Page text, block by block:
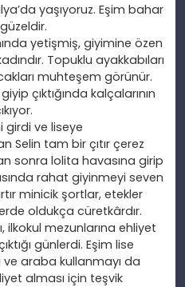
yaşıyoruz. Eşim bahar
yetişmiş, giyimine özen
Topuklu ayakkabıları
muhteşem görünür.
giyip çıktığında kalçalarının
girdi ve liseye
Selin tam bir çıtır çerez
sonra lolita havasına girip
rahat giyinmeyi seven
minicik şortlar, etekler
oldukça cüretkârdır.
ilkokul mezunlarına ehliyet
günlerdi. Eşim lise
araba kullanmayı da
alması için teşvik